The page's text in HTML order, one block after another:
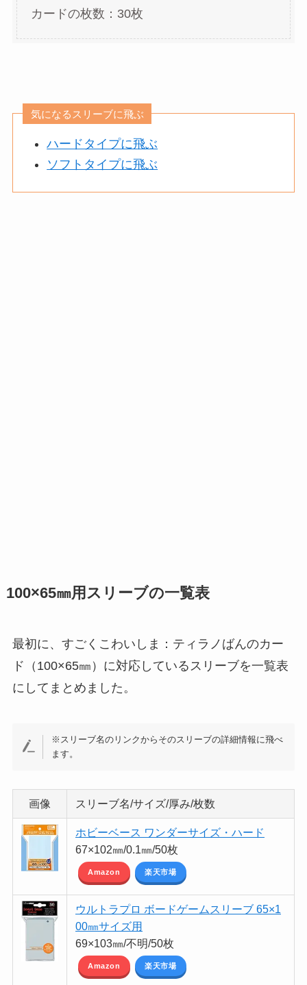
カードの枚数：30枚
気になるスリーブに飛ぶ
ハードタイプに飛ぶ
ソフトタイプに飛ぶ
100×65㎜用スリーブの一覧表
最初に、すごくこわいしま：ティラノばんのカー
ド（100×65㎜）に対応しているスリーブを一覧表
にしてまとめました。
※スリーブ名のリンクからそのスリーブの詳細情報に飛べ
ます。
画像 スリーブ名/サイズ/厚み/枚数
ホビーベース ワンダーサイズ・ハード
67×102㎜/0.1㎜/50枚
Amazon 楽天市場
ウルトラプロ ボードゲームスリーブ 65×1
00㎜サイズ用
69×103㎜/不明/50枚
Amazon 楽天市場